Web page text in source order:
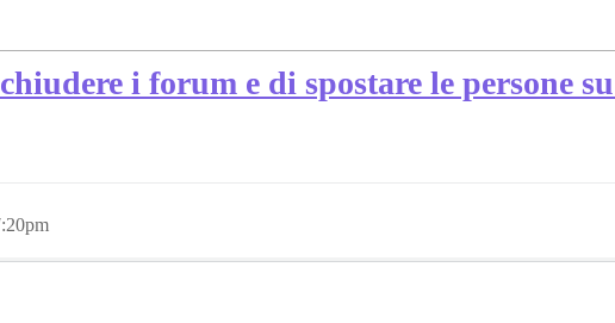
i forum e di spostare le persone